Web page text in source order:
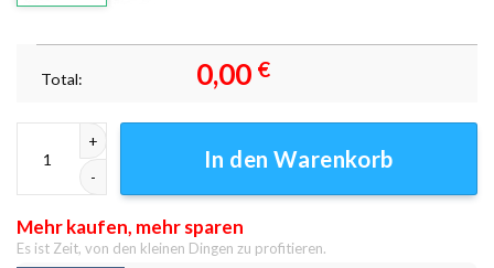
Total: 0,00 €
In den Warenkorb
Mehr kaufen, mehr sparen
Es ist Zeit, von den kleinen Dingen zu profitieren.